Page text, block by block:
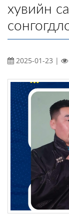
хувийн
2025-01-23 |